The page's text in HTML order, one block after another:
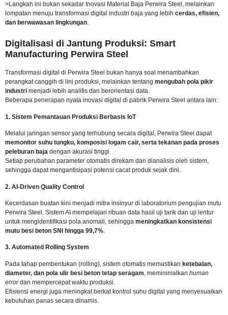
>Langkah ini bukan sekadar Inovasi Material Baja Perwira Steel , melainkan
lompatan menuju transformasi digital industri baja yang lebih cerdas, efisien,
dan berwawasan lingkungan.
Digitalisasi di Jantung Produksi: Smart
Manufacturing Perwira Steel
Transformasi digital di Perwira Steel bukan hanya soal menambahkan
perangkat canggih di lini produksi, melainkan tentang mengubah pola pikir
industri menjadi lebih analitis dan berorientasi data.
Beberapa penerapan nyata inovasi digital di pabrik Perwira Steel antara lain:
1. Sistem Pemantauan Produksi Berbasis IoT
Melalui jaringan sensor yang terhubung secara digital, Perwira Steel dapat
memonitor suhu tungku, komposisi logam cair, serta tekanan pada proses
peleburan baja dengan akurasi tinggi.
Setiap perubahan parameter otomatis direkam dan dianalisis oleh sistem,
sehingga dapat mengantisipasi potensi cacat produk sejak dini.
2. AI-Driven Quality Control
Kecerdasan buatan kini menjadi mitra insinyur di laboratorium pengujian mutu
Perwira Steel. Sistem AI mempelajari ribuan data hasil uji tarik dan uji lentur
untuk mengidentifikasi pola anomali, sehingga meningkatkan konsistensi
mutu besi beton SNI hingga 99,7%.
3. Automated Rolling System
Pada tahap pembentukan (rolling), sistem otomatis memastikan ketebalan,
diameter, dan pola ulir besi beton tetap seragam, meminimalkan human
errordan mempercepat waktu produksi.
Efisiensi energi juga meningkat berkat kontrol suhu digital yang menyesuaikan
kebutuhan panas secara dinamis.